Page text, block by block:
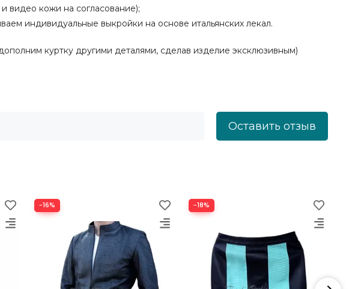
видео кожи на согласование);
индивидуальные выкройки на основе итальянских лекал.
куртку другими деталями, сделав изделие эксклюзивным)
Оставить отзыв
−16% −18%